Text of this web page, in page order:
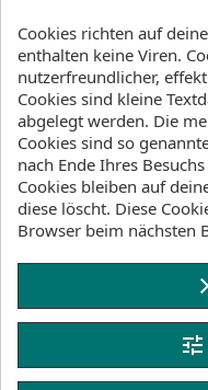
Beschreibung
Lagerbestand
A little trucker for
Mystic badge,
adjuster.
Cookies richten auf
enthalten keine Viren.
nutzerfreundlicher,
Cookies sind kleine
abgelegt werden. Die
Cookies sind so
nach Ende Ihres
Cookies bleiben auf
diese löscht. Diese
Browser beim nächsten
tune